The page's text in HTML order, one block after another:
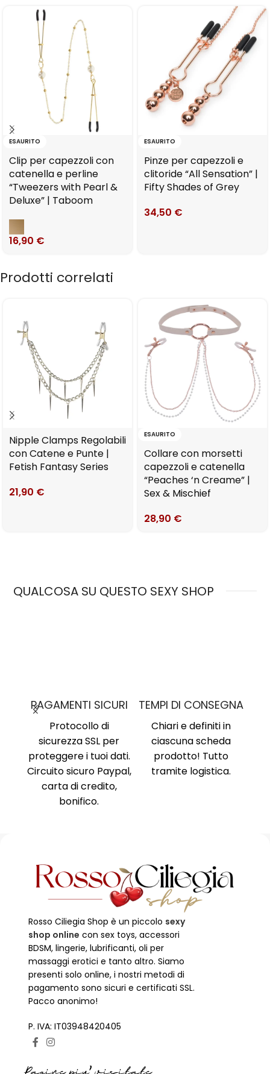
ESAURITO
Clip per capezzoli con
catenella e perline
“Tweezers with Pearl &
Deluxe” | Taboom
16,90 €
ESAURITO
Pinze per capezzoli e
clitoride “All Sensation” |
Fifty Shades of Grey
34,50 €
Prodotti correlati
Nipple Clamps Regolabili
con Catene e Punte |
Fetish Fantasy Series
21,90 €
ESAURITO
Collare con morsetti
capezzoli e catenella
“Peaches ‘n Creame” |
Sex & Mischief
28,90 €
QUALCOSA SU QUESTO SEXY SHOP
PAGAMENTI SICURI
Protocollo di
sicurezza SSL per
proteggere i tuoi dati.
Circuito sicuro Paypal,
carta di credito,
bonifico.
TEMPI DI CONSEGNA
Chiari e definiti in
ciascuna scheda
prodotto! Tutto
tramite logistica.
Rosso Ciliegia Shop è un piccolo sexy
shop online con sex toys, accessori
BDSM, lingerie, lubrificanti, oli per
massaggi erotici e tanto altro. Siamo
presenti solo online, i nostri metodi di
pagamento sono sicuri e certificati SSL.
Pacco anonimo!
P. IVA: IT03948420405